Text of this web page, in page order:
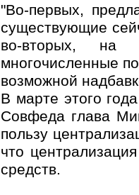
"Во-первых,
существующие
во-вторых, на
многочисленные
возможной
В марте этого
Совфеда глава
пользу
что
средств.